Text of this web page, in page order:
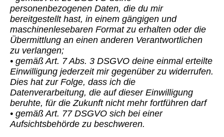
personenbezogenen Daten, die du mir
bereitgestellt hast, in einem gängigen und
maschinenlesebaren Format zu erhalten oder die
Übermittlung an einen anderen Verantwortlichen
zu verlangen;
• gemäß Art. 7 Abs. 3 DSGVO deine einmal erteilte
Einwilligung jederzeit mir gegenüber zu widerrufen.
Dies hat zur Folge, dass ich die
Datenverarbeitung, die auf dieser Einwilligung
beruhte, für die Zukunft nicht mehr fortführen darf
• gemäß Art. 77 DSGVO sich bei einer
Aufsichtsbehörde zu beschweren.